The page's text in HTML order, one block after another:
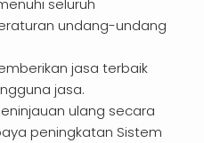
seluruh
undang-undang
jasa terbaik
jasa.
ulang secara
peningkatan Sistem